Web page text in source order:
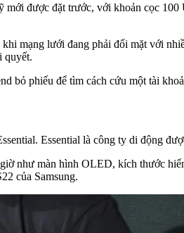
được đặt trước, với khoản cọc
mạng lưới đang phải đối mặt với
quyết.
bỏ phiếu để tìm cách cứu một tài
Essential là công ty di động
như màn hình OLED, kích thước
của Samsung.